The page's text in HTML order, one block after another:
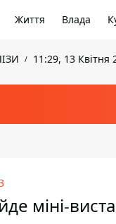
Життя Влада
11:29, 13 Квітня
міні-